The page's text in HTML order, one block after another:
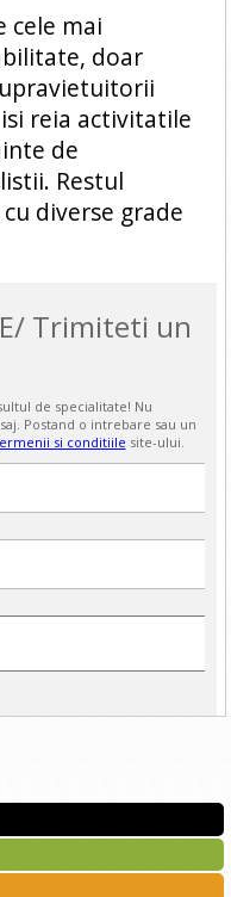
cele mai
doar
reia activitatile
de
Restul
diverse grade
Trimiteti un
de specialitate! Nu
Postand o intrebare sau un
si conditiile site-ului.